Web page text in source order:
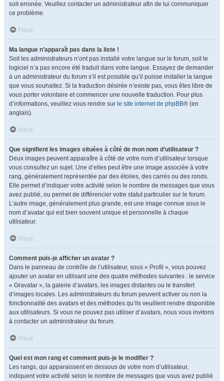
soit erronée. Veuillez contacter un administrateur afin de lui communiquer
ce problème.
Haut
Ma langue n’apparaît pas dans la liste !
Soit les administrateurs n’ont pas installé votre langue sur le forum, soit le
logiciel n’a pas encore été traduit dans votre langue. Essayez de demander
à un administrateur du forum s’il est possible qu’il puisse installer la langue
que vous souhaitez. Si la traduction désirée n’existe pas, vous êtes libre de
vous porter volontaire et commencer une nouvelle traduction. Pour plus
d’informations, veuillez vous rendre sur le site internet de phpBB® (en
anglais).
Haut
Que signifient les images situées à côté de mon nom d’utilisateur ?
Deux images peuvent apparaître à côté de votre nom d’utilisateur lorsque
vous consultez un sujet. Une d’elles peut être une image associée à votre
rang, généralement représentée par des étoiles, des carrés ou des ronds.
Elle permet d’indiquer votre activité selon le nombre de messages que vous
avez publié, ou permet de différencier votre statut particulier sur le forum.
L’autre image, généralement plus grande, est une image connue sous le
nom d’avatar qui est bien souvent unique et personnelle à chaque
utilisateur.
Haut
Comment puis-je afficher un avatar ?
Dans le panneau de contrôle de l’utilisateur, sous « Profil », vous pouvez
ajouter un avatar en utilisant une des quatre méthodes suivantes : le service
« Gravatar », la galerie d’avatars, les images distantes ou le transfert
d’images locales. Les administrateurs du forum peuvent activer ou non la
fonctionnalité des avatars et des méthodes qu’ils veuillent rendre disponible
aux utilisateurs. Si vous ne pouvez pas utiliser d’avatars, nous vous invitons
à contacter un administrateur du forum.
Haut
Quel est mon rang et comment puis-je le modifier ?
Les rangs, qui apparaissent en dessous de votre nom d’utilisateur,
indiquent votre activité selon le nombre de messages que vous avez publié